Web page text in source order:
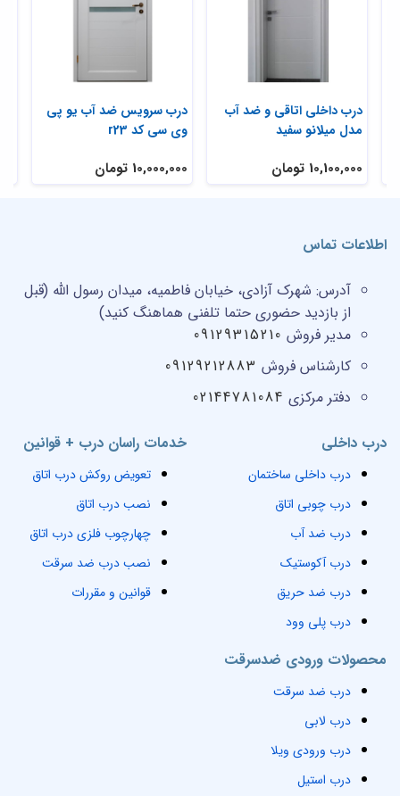
درب داخلی اتاقی و ضد آب
مدل میلانو سفید
10,100,000 تومان
درب ضد آب مدل میلانو
10,000,000 تومان
خدمات راسان درب + قوانین
تعویض روکش درب اتاق
نصب درب اتاق
چهارچوب فلزی درب اتاق
نصب درب ضد سرقت
قوانین و مقررات
محصولات ورودی ضدسرقت
درب ضد سرقت
درب لابی
درب ورودی ویلا
درب استیل
درب داخلی
درب داخلی ساختمان
درب چوبی اتاق
درب ضد آب
درب آکوستیک
درب ضد حریق
درب پلی وود
اطلاعات تماس
آدرس: شهرک آزادی، خیابان فاطمیه، میدان رسول الله (قبل
از بازدید حضوری حتما تلفنی هماهنگ کنید)
مدیر فروش 09129315210
کارشناس فروش 09129212883
دفتر مرکزی 02144781084